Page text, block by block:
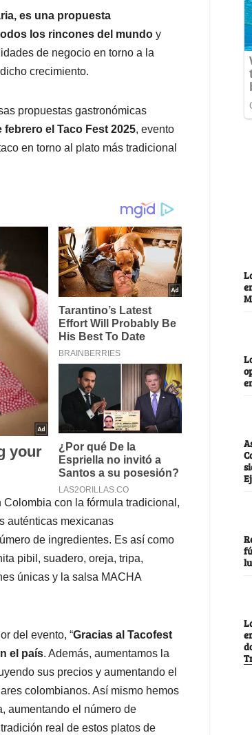
es una propuesta
los rincones del mundo y
de negocio en torno a la
crecimiento.
propuestas gastronómicas
el Taco Fest 2025, evento
en torno al plato más tradicional
con la fórmula tradicional,
auténticas mexicanas
de ingredientes. Es así como
pibil, suadero, oreja, tripa,
únicas y la salsa MACHA
del evento, “Gracias al Tacofest
el país. Además, aumentamos la
sus precios y aumentando el
colombianos. Así mismo hemos
aumentando el número de
real de estos platos de